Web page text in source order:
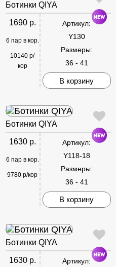
Ботинки QIYA
1690 р.
6 пар в кор.
10140 р/
кор
Артикул:
Y130
Размеры:
36 - 41
В корзину
Ботинки QIYA
1630 р.
6 пар в кор.
9780 р/кор
Артикул:
Y118-18
Размеры:
36 - 41
В корзину
Ботинки QIYA
1630 р. Артикул: